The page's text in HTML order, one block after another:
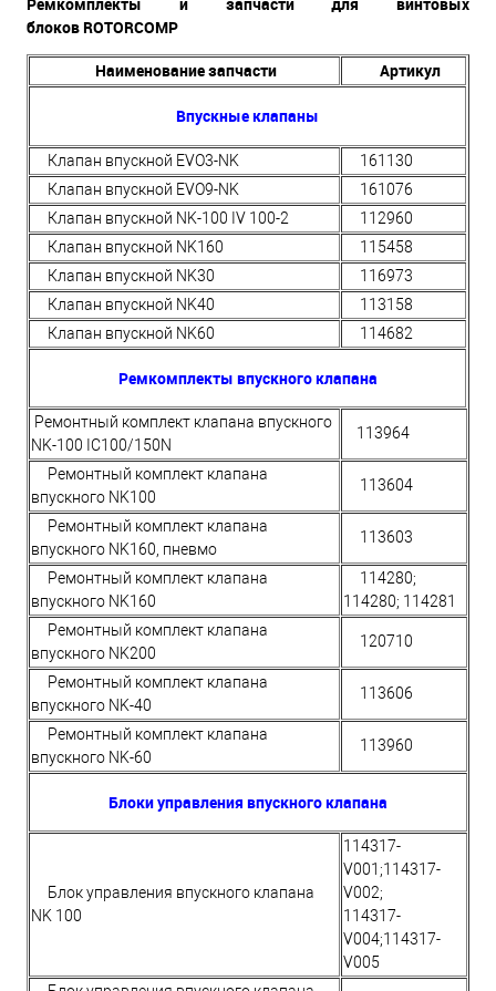
блоков ROTORCOMP
Наименование запчасти Артикул
Впускные клапаны
Клапан впускной EVO3-NK
161130
Клапан впускной EVO9-NK
161076
Клапан впускной NK-100 IV 100-2
112960
Клапан впускной NK160
115458
Клапан впускной NK30
116973
Клапан впускной NK40
113158
Клапан впускной NK60
114682
Ремкомплекты впускного клапана
Ремонтный комплект клапана впускного
NK-100 IC100/150N
113964
Ремонтный комплект клапана
впускного NK100
113604
Ремонтный комплект клапана
впускного NK160, пневмо
113603
Ремонтный комплект клапана
впускного NK160
114280;
114280; 114281
Ремонтный комплект клапана
впускного NK200
120710
Ремонтный комплект клапана
впускного NK-40
113606
Ремонтный комплект клапана
впускного NK-60
113960
Блоки управления впускного клапана
Блок управления впускного клапана
NK 100
114317-
V001;114317-
V002;
114317-
V004;114317-
V005